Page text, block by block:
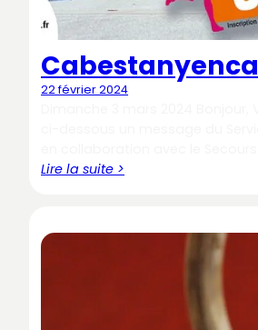
Cabestanyenca
22 février 2024
Lire la suite >